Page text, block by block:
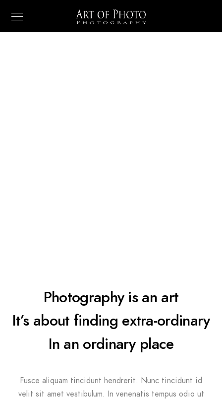
Photography is an art
It’s about finding extra-ordinary
In an ordinary place
Fusce aliquam tincidunt hendrerit. Nunc tincidunt id
velit sit amet vestibulum. In venenatis tempus odio ut